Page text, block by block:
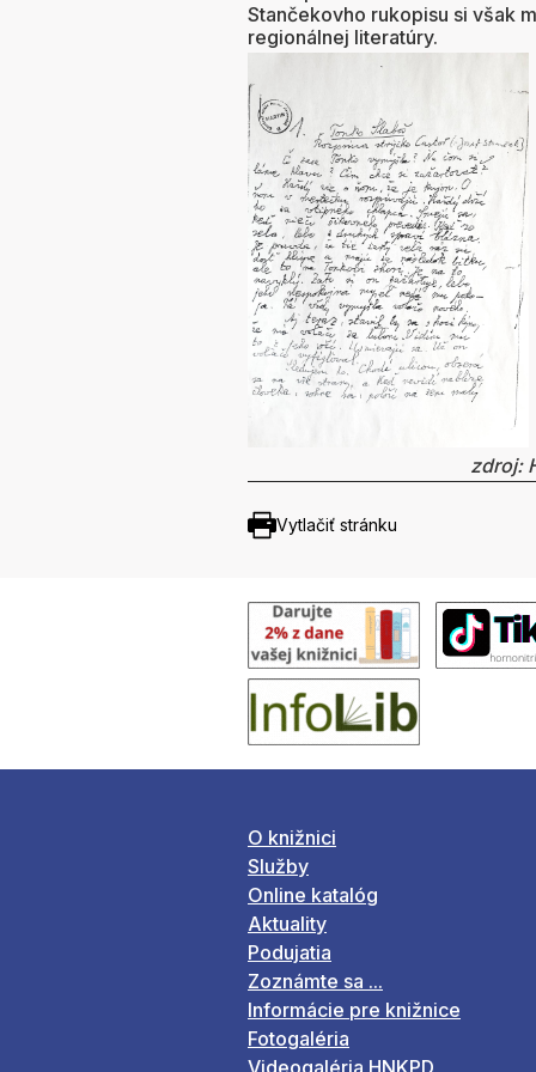
Stančekovho rukopisu si však
regionálnej literatúry.
zdroj:
Vytlačiť stránku
O knižnici
Služby
Online katalóg
Aktuality
Podujatia
Zoznámte sa ...
Informácie pre knižnice
Fotogaléria
Videogaléria HNKPD